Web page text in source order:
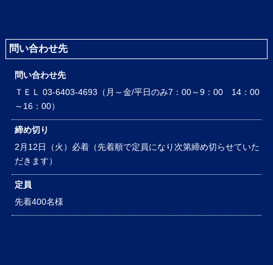
問い合わせ先
問い合わせ先
ＴＥＬ 03-6403-4693（月～金/平日のみ7 ： 00～9： 00 14： 00
～ 16： 00）
締め切り
2月12日（火）必着（先着順で定員になり次第締め切らせていた
だきます）
定員
先着400名様